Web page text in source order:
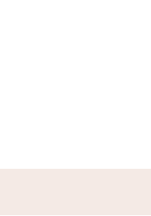
イトプール実施期間）